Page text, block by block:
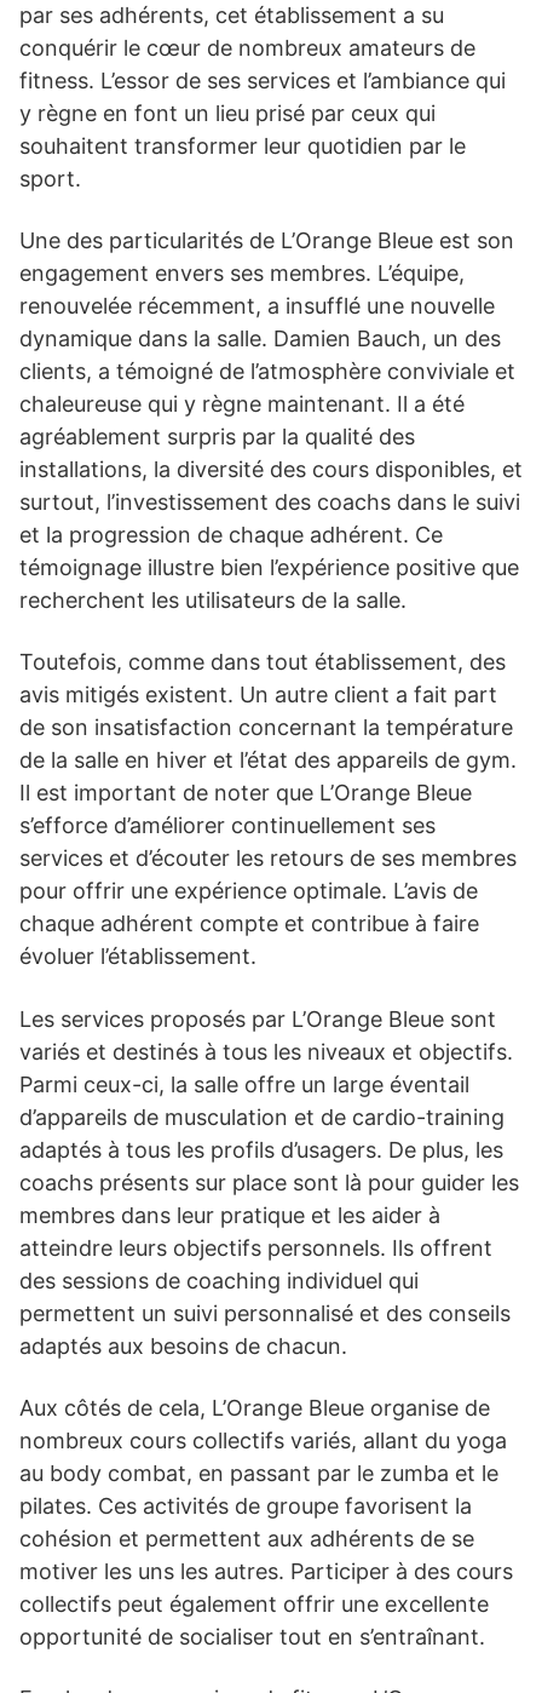
par ses adhérents, cet établissement a su
conquérir le cœur de nombreux amateurs de
fitness. L’essor de ses services et l’ambiance qui
y règne en font un lieu prisé par ceux qui
souhaitent transformer leur quotidien par le
sport.
Une des particularités de L’Orange Bleue est son
engagement envers ses membres. L’équipe,
renouvelée récemment, a insufflé une nouvelle
dynamique dans la salle. Damien Bauch, un des
clients, a témoigné de l’atmosphère conviviale et
chaleureuse qui y règne maintenant. Il a été
agréablement surpris par la qualité des
installations, la diversité des cours disponibles, et
surtout, l’investissement des coachs dans le suivi
et la progression de chaque adhérent. Ce
témoignage illustre bien l’expérience positive que
recherchent les utilisateurs de la salle.
Toutefois, comme dans tout établissement, des
avis mitigés existent. Un autre client a fait part
de son insatisfaction concernant la température
de la salle en hiver et l’état des appareils de gym.
Il est important de noter que L’Orange Bleue
s’efforce d’améliorer continuellement ses
services et d’écouter les retours de ses membres
pour offrir une expérience optimale. L’avis de
chaque adhérent compte et contribue à faire
évoluer l’établissement.
Les services proposés par L’Orange Bleue sont
variés et destinés à tous les niveaux et objectifs.
Parmi ceux-ci, la salle offre un large éventail
d’appareils de musculation et de cardio-training
adaptés à tous les profils d’usagers. De plus, les
coachs présents sur place sont là pour guider les
membres dans leur pratique et les aider à
atteindre leurs objectifs personnels. Ils offrent
des sessions de coaching individuel qui
permettent un suivi personnalisé et des conseils
adaptés aux besoins de chacun.
Aux côtés de cela, L’Orange Bleue organise de
nombreux cours collectifs variés, allant du yoga
au body combat, en passant par le zumba et le
pilates. Ces activités de groupe favorisent la
cohésion et permettent aux adhérents de se
motiver les uns les autres. Participer à des cours
collectifs peut également offrir une excellente
opportunité de socialiser tout en s’entraînant.